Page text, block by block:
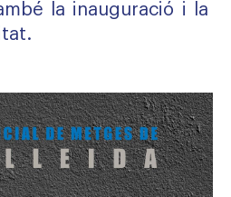
la inauguració i la